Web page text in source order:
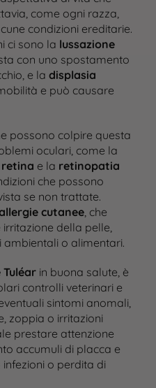
come ogni razza,
condizioni ereditarie.
ci sono la lussazione
con uno spostamento
e la displasia
e può causare
possono colpire questa
oculari, come la
e la retinopatia
che possono
se non trattate.
cutanee, che
della pelle,
o alimentari.
in buona salute, è
controlli veterinari e
sintomi anomali,
zoppia o irritazioni
prestare attenzione
accumuli di placca e
o perdita di